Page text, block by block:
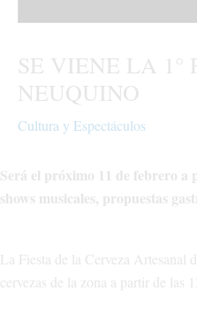
SE VIENE LA 1°
NEUQUINO
Cultura y Espectáculos
Será el próximo 11 de febrero a
shows musicales, propuestas
La Fiesta de la Cerveza Artesanal
cervezas de la zona a partir de las